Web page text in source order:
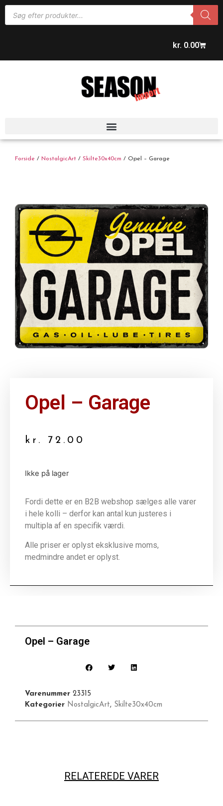
kr. 0.00
Forside / NostalgicArt / Skilte30x40cm / Opel – Garage
Opel – Garage
kr. 72.00
Ikke på lager
Fordi dette er en B2B webshop sælges alle varer
i hele kolli – derfor kan antal kun justeres i
multipla af en specifik værdi.
Alle priser er oplyst eksklusive moms,
medmindre andet er oplyst.
Opel – Garage
Varenummer 23315
Kategorier NostalgicArt, Skilte30x40cm
RELATEREDE VARER